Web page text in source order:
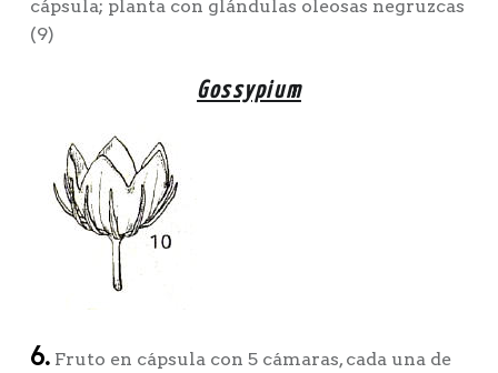
cápsula; planta con glándulas oleosas negruzcas
(9)
Gossypium
6.Fruto en cápsula con 5 cámaras, cada una de